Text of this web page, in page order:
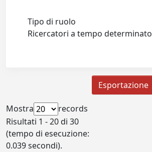
Tipo di ruolo
Ricercatori a tempo determinato
Esportazione
Mostra
records
Risultati 1 - 20 di 30
(tempo di esecuzione:
0.039 secondi).